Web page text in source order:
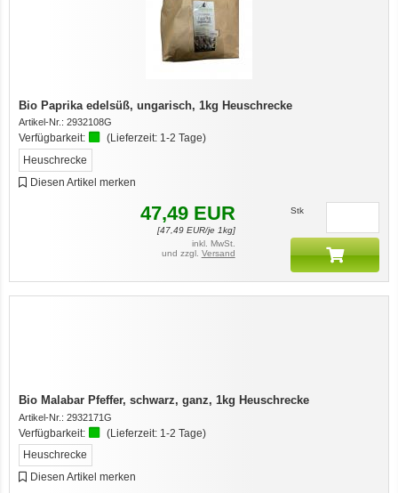
Bio Paprika edelsüß, ungarisch, 1kg Heuschrecke
Artikel-Nr.: 2932108G
Verfügbarkeit: (Lieferzeit: 1-2 Tage)
Heuschrecke
Diesen Artikel merken
47,49 EUR
[47,49EUR/je 1kg]
inkl. MwSt.
und zzgl. Versand
Stk
Bio Malabar Pfeffer, schwarz, ganz, 1kg Heuschrecke
Artikel-Nr.: 2932171G
Verfügbarkeit: (Lieferzeit: 1-2 Tage)
Heuschrecke
Diesen Artikel merken